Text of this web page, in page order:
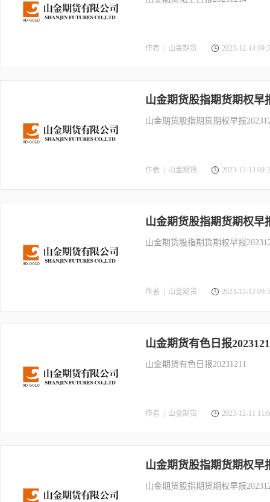
作者 | 山金期货 2023-12-14
山金期货股指期货期权早
山金期货股指期货期权早报
作者 | 山金期货 2023-12-13
山金期货股指期货期权早
山金期货股指期货期权早报
作者 | 山金期货 2023-12-12
山金期货有色日报
山金期货有色日报20231211
作者 | 山金期货 2023-12-11
山金期货股指期货期权早
山金期货股指期货期权早报